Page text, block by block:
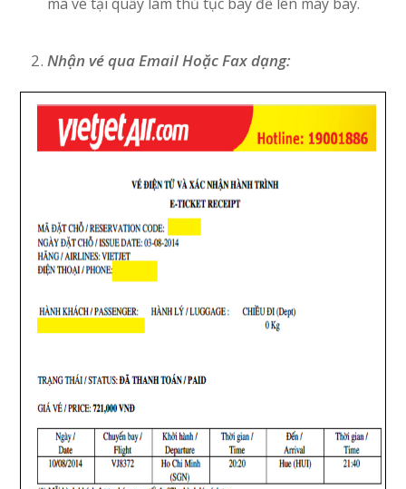
Nhận vé qua Email Hoặc Fax dạng: